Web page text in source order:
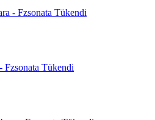
Tükendi
Tükendi